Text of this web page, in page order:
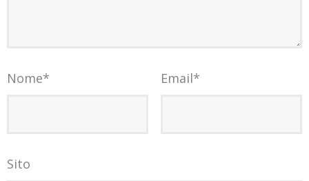
Nome* Email*
Sito